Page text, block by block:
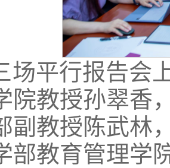
场平行报告会
院教授孙翠香
副教授陈武林
部教育管理学